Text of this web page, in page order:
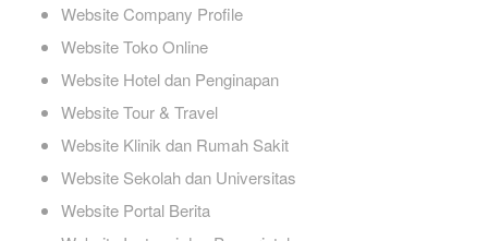
Website Company Profile
Website Toko Online
Website Hotel dan Penginapan
Website Tour & Travel
Website Klinik dan Rumah Sakit
Website Sekolah dan Universitas
Website Portal Berita